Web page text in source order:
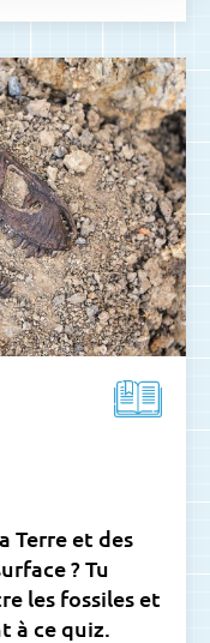
Terre et des
? Tu
les fossiles et
à ce quiz.